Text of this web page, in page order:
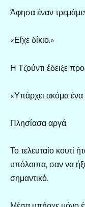
Άφησα έναν
«Είχε δίκιο.»
Η Τζούντι έδειξε
«Υπάρχει ακόμα
Πλησίασα αργά.
Το τελευταίο κουτί
υπόλοιπα, σαν να
σημαντικό.